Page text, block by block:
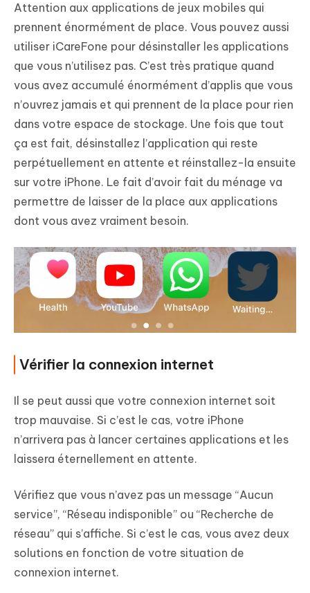
Attention aux applications de jeux mobiles qui
prennent énormément de place. Vous pouvez aussi
utiliser iCareFone pour désinstaller les applications
que vous n’utilisez pas. C’est très pratique quand
vous avez accumulé énormément d’applis que vous
n’ouvrez jamais et qui prennent de la place pour rien
dans votre espace de stockage. Une fois que tout
ça est fait, désinstallez l’application qui reste
perpétuellement en attente et réinstallez-la ensuite
sur votre iPhone. Le fait d’avoir fait du ménage va
permettre de laisser de la place aux applications
dont vous avez vraiment besoin.
Vérifier la connexion internet
Il se peut aussi que votre connexion internet soit
trop mauvaise. Si c’est le cas, votre iPhone
n’arrivera pas à lancer certaines applications et les
laissera éternellement en attente.
Vérifiez que vous n’avez pas un message “Aucun
service”, “Réseau indisponible” ou “Recherche de
réseau” qui s’affiche. Si c’est le cas, vous avez deux
solutions en fonction de votre situation de
connexion internet.